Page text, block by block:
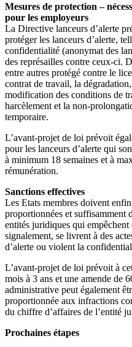
Mesures de protection –
pour les employeurs
La Directive lanceurs d’alerte
protéger les lanceurs d’alerte,
confidentialité (anonymat des
des représailles contre ceux-ci.
entre autres protégé contre le
contrat de travail, la
modification des conditions de
harcèlement et la non-
temporaire.
L’avant-projet de loi prévoit
pour les lanceurs d’alerte qui
à minimum 18 semaines et à
rémunération.
Sanctions effectives
Les Etats membres doivent
proportionnées et suffisamment
entités juridiques qui empêchent
signalement, se livrent à des
d’alerte ou violent la
L’avant-projet de loi prévoit à
mois à 3 ans et une amende de
administrative peut également
proportionnée aux infractions
du chiffre d’affaires de l’entité
Prochaines étapes